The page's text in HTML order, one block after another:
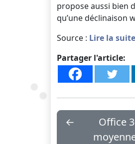
propose aussi bien
qu’une déclinaison
Source : Lire la
Partager l'article:
←
Office